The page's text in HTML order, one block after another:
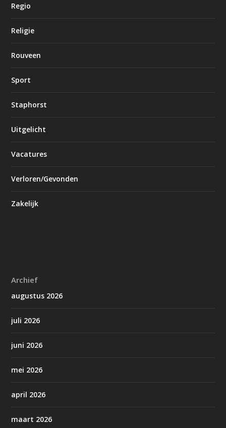
Regio
Religie
Rouveen
Sport
Staphorst
Uitgelicht
Vacatures
Verloren/Gevonden
Zakelijk
Archief
augustus 2026
juli 2026
juni 2026
mei 2026
april 2026
maart 2026